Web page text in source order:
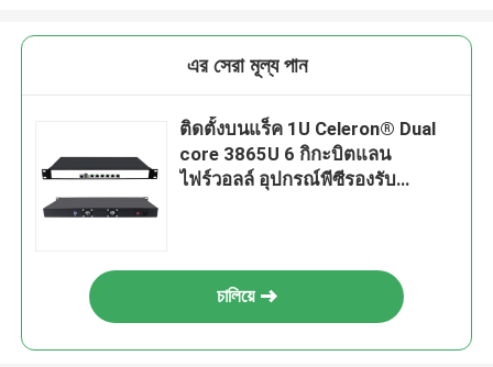
এর সেরা মূল্য পান
ติดตั้งบนแร็ค 1U Celeron® Dual
core 3865U 6 กิกะบิตแลน
ไฟร์วอลล์ อุปกรณ์พีซีรองรับ
চালিয়ে